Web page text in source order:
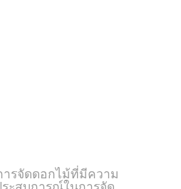
ารจัดดอกไม้ที่มีความ